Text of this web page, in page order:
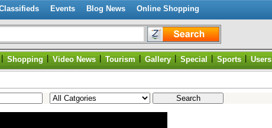
Events Blog News Online Shopping
| Shopping | Video News | Tourism | Gallery | Special | Sports | Users